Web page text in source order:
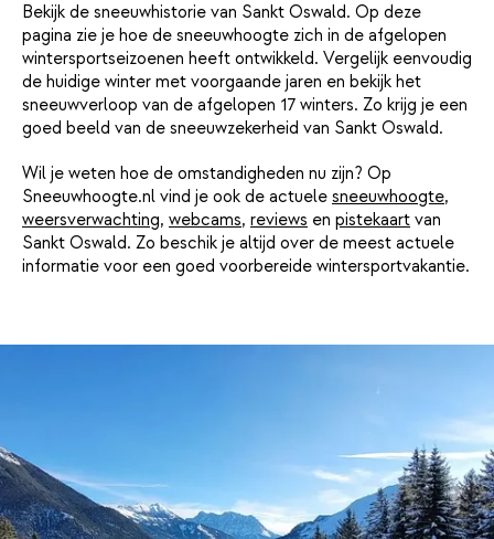
Bekijk de sneeuwhistorie van Sankt Oswald. Op deze
pagina zie je hoe de sneeuwhoogte zich in de afgelopen
wintersportseizoenen heeft ontwikkeld. Vergelijk eenvoudig
de huidige winter met voorgaande jaren en bekijk het
sneeuwverloop van de afgelopen 17 winters. Zo krijg je een
goed beeld van de sneeuwzekerheid van Sankt Oswald.
Wil je weten hoe de omstandigheden nu zijn? Op
Sneeuwhoogte.nl vind je ook de actuele sneeuwhoogte,
weersverwachting, webcams, reviews en pistekaart van
Sankt Oswald. Zo beschik je altijd over de meest actuele
informatie voor een goed voorbereide wintersportvakantie.